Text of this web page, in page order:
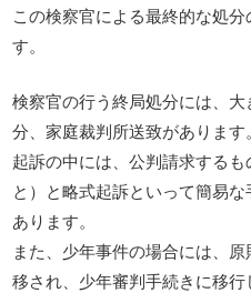
この検察官による最終的な処
す。
検察官の行う終局処分には、
分、家庭裁判所送致があります。
起訴の中には、公判請求する
と）と略式起訴といって簡易
あります。
また、少年事件の場合には、
移され、少年審判手続きに移行